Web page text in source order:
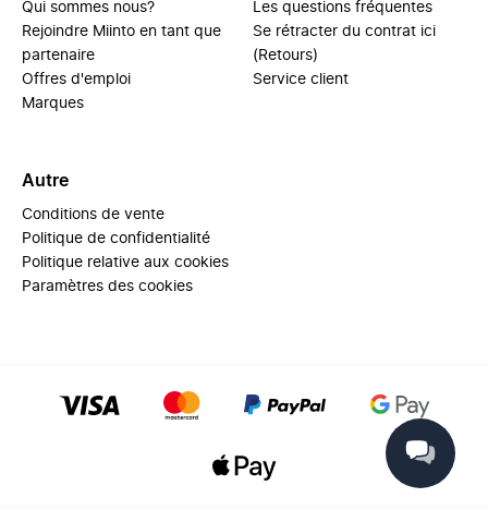
Qui sommes nous?
Rejoindre Miinto en tant que
partenaire
Offres d'emploi
Marques
Les questions fréquentes
Se rétracter du contrat ici
(Retours)
Service client
Autre
Conditions de vente
Politique de confidentialité
Politique relative aux cookies
Paramètres des cookies